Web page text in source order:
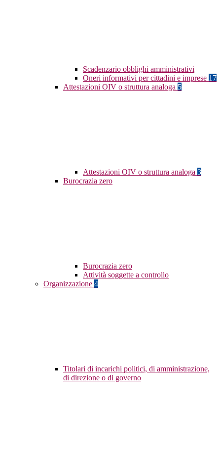
Scadenzario obblighi amministrativi
Oneri informativi per cittadini e imprese 17
Attestazioni OIV o struttura analoga 5
Attestazioni OIV o struttura analoga 3
Burocrazia zero
Burocrazia zero
Attività soggette a controllo
Organizzazione 4
Titolari di incarichi politici, di amministrazione,
di direzione o di governo